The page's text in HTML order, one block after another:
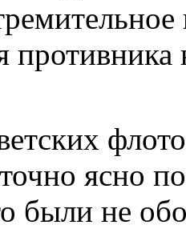
противника
ясно
были не